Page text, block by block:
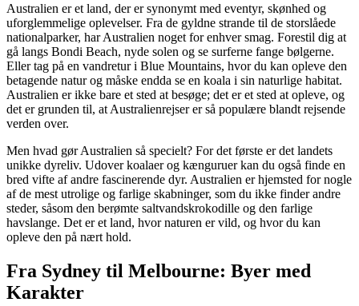
Australien er et land, der er synonymt med eventyr, skønhed og
uforglemmelige oplevelser. Fra de gyldne strande til de storslåede
nationalparker, har Australien noget for enhver smag. Forestil dig at
gå langs Bondi Beach, nyde solen og se surferne fange bølgerne.
Eller tag på en vandretur i Blue Mountains, hvor du kan opleve den
betagende natur og måske endda se en koala i sin naturlige habitat.
Australien er ikke bare et sted at besøge; det er et sted at opleve, og
det er grunden til, at Australienrejser er så populære blandt rejsende
verden over.
Men hvad gør Australien så specielt? For det første er det landets
unikke dyreliv. Udover koalaer og kænguruer kan du også finde en
bred vifte af andre fascinerende dyr. Australien er hjemsted for nogle
af de mest utrolige og farlige skabninger, som du ikke finder andre
steder, såsom den berømte saltvandskrokodille og den farlige
havslange. Det er et land, hvor naturen er vild, og hvor du kan
opleve den på nært hold.
Fra Sydney til Melbourne: Byer med
Karakter